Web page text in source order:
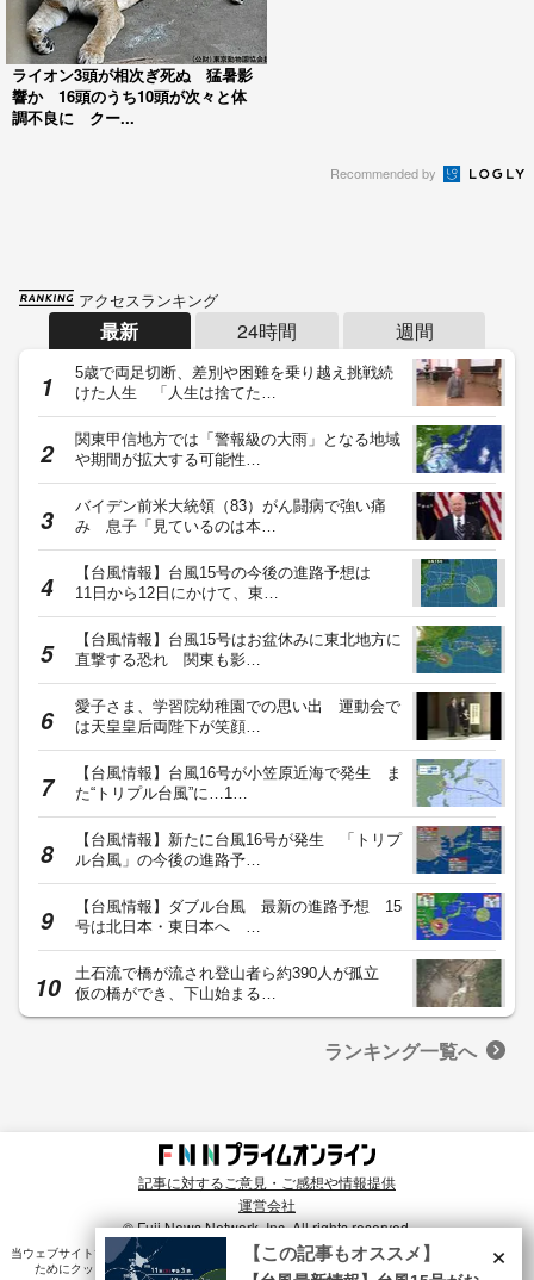
ライオン3頭が相次ぎ死ぬ 猛暑影
響か 16頭のうち10頭が次々と体
調不良に クー...
Recommended by
アクセスランキング
最新 24時間 週間
5歳で両足切断、差別や困難を乗り越え挑戦続
けた人生 「人生は捨てた…
関東甲信地方では「警報級の大雨」となる地域
や期間が拡大する可能性…
バイデン前米大統領（83）がん闘病で強い痛
み 息子「見ているのは本…
【台風情報】台風15号の今後の進路予想は
11日から12日にかけて、東…
【台風情報】台風15号はお盆休みに東北地方に
直撃する恐れ 関東も影…
愛子さま、学習院幼稚園での思い出 運動会で
は天皇皇后両陛下が笑顔…
【台風情報】台風16号が小笠原近海で発生 ま
た“トリプル台風”に…1…
【台風情報】新たに台風16号が発生 「トリプ
ル台風」の今後の進路予…
【台風情報】ダブル台風 最新の進路予想 15
号は北日本・東日本へ …
土石流で橋が流され登山者ら約390人が孤立
仮の橋ができ、下山始まる…
ランキング一覧へ
記事に対するご意見・ご感想や情報提供
運営会社
© Fuji News Network, Inc. All rights reserved.
当ウェブサイトでは、ユーザのニーズ・興味・関⼼に合致したコンテンツや広告配信を提供する
ためにクッキーを使⽤しています。詳細は、プライバシーポリシー をご確認ください。×
【この記事もオススメ】